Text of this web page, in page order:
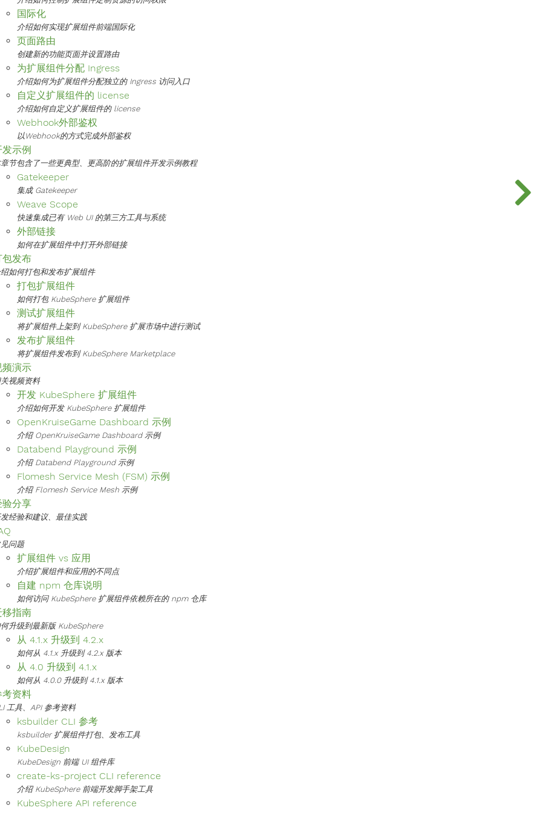
国际化
介绍如何实现扩展组件前端国际化
页面路由
创建新的功能页面并设置路由
为扩展组件分配 Ingress
介绍如何为扩展组件分配独立的 Ingress 访问入口
自定义扩展组件的 license
介绍如何自定义扩展组件的 license
Webhook外部鉴权
以Webhook的方式完成外部鉴权
发示例
节包含了一些更典型、更高阶的扩展组件开发示例教程
Gatekeeper
集成 Gatekeeper
Weave Scope
快速集成已有 Web UI 的第三方工具与系统
外部链接
如何在扩展组件中打开外部链接
包发布
如何打包和发布扩展组件
打包扩展组件
如何打包 KubeSphere 扩展组件
测试扩展组件
将扩展组件上架到 KubeSphere 扩展市场中进行测试
发布扩展组件
将扩展组件发布到 KubeSphere Marketplace
频演示
视频资料
开发 KubeSphere 扩展组件
介绍如何开发 KubeSphere 扩展组件
OpenKruiseGame Dashboard 示例
介绍 OpenKruiseGame Dashboard 示例
Databend Playground 示例
介绍 Databend Playground 示例
Flomesh Service Mesh (FSM) 示例
介绍 Flomesh Service Mesh 示例
验分享
经验和建议、最佳实践
问题
扩展组件 vs 应用
介绍扩展组件和应用的不同点
自建 npm 仓库说明
如何访问 KubeSphere 扩展组件依赖所在的 npm 仓库
移指南
升级到最新版 KubeSphere
从 4.1.x 升级到 4.2.x
如何从 4.1.x 升级到 4.2.x 版本
从 4.0 升级到 4.1.x
如何从 4.0.0 升级到 4.1.x 版本
考资料
工具、API 参考资料
ksbuilder CLI 参考
ksbuilder 扩展组件打包、发布工具
KubeDesign
KubeDesign 前端 UI 组件库
create-ks-project CLI reference
介绍 KubeSphere 前端开发脚手架工具
KubeSphere API reference